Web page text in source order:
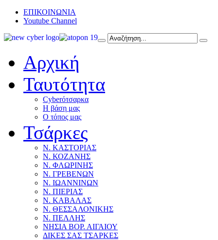
ΕΠΙΚΟΙΝΩΝΙΑ
Youtube Channel
Αρχική
Ταυτότητα
Cyberότσαρκα
Η βάση μας
Ο τόπος μας
Τσάρκες
Ν. ΚΑΣΤΟΡΙΑΣ
Ν. ΚΟΖΑΝΗΣ
Ν. ΦΛΩΡΙΝΗΣ
Ν. ΓΡΕΒΕΝΩΝ
Ν. ΙΩΑΝΝΙΝΩΝ
Ν. ΠΙΕΡΙΑΣ
Ν. ΚΑΒΑΛΑΣ
Ν. ΘΕΣΣΑΛΟΝΙΚΗΣ
Ν. ΠΕΛΛΗΣ
ΝΗΣΙΑ ΒΟΡ. ΑΙΓΑΙΟΥ
ΔΙΚΕΣ ΣΑΣ ΤΣΑΡΚΕΣ